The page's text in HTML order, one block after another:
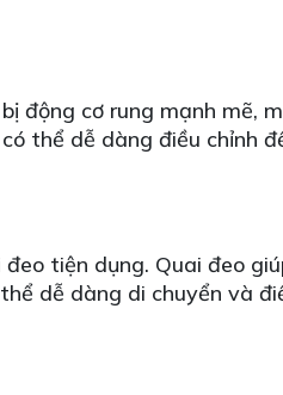
động cơ rung mạnh mẽ,
thể dễ dàng điều chỉnh
tiện dụng. Quai đeo
dễ dàng di chuyển và